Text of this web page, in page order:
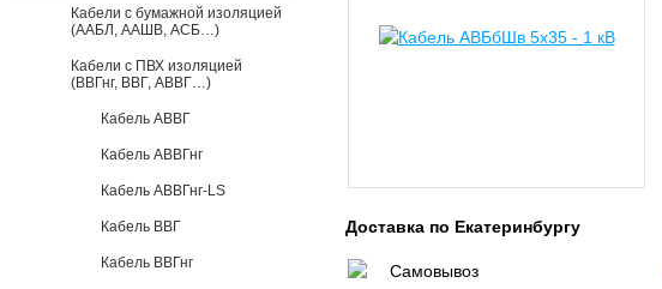
Кабели с бумажной изоляцией
(ААБЛ, ААШВ, АСБ…)
Кабели с ПВХ изоляцией
(ВВГнг, ВВГ, АВВГ…)
Кабель АВВГ
Кабель АВВГнг
Кабель АВВГнг-LS
Кабель ВВГ
Кабель ВВГнг
Доставка по Екатеринбургу
Самовывоз